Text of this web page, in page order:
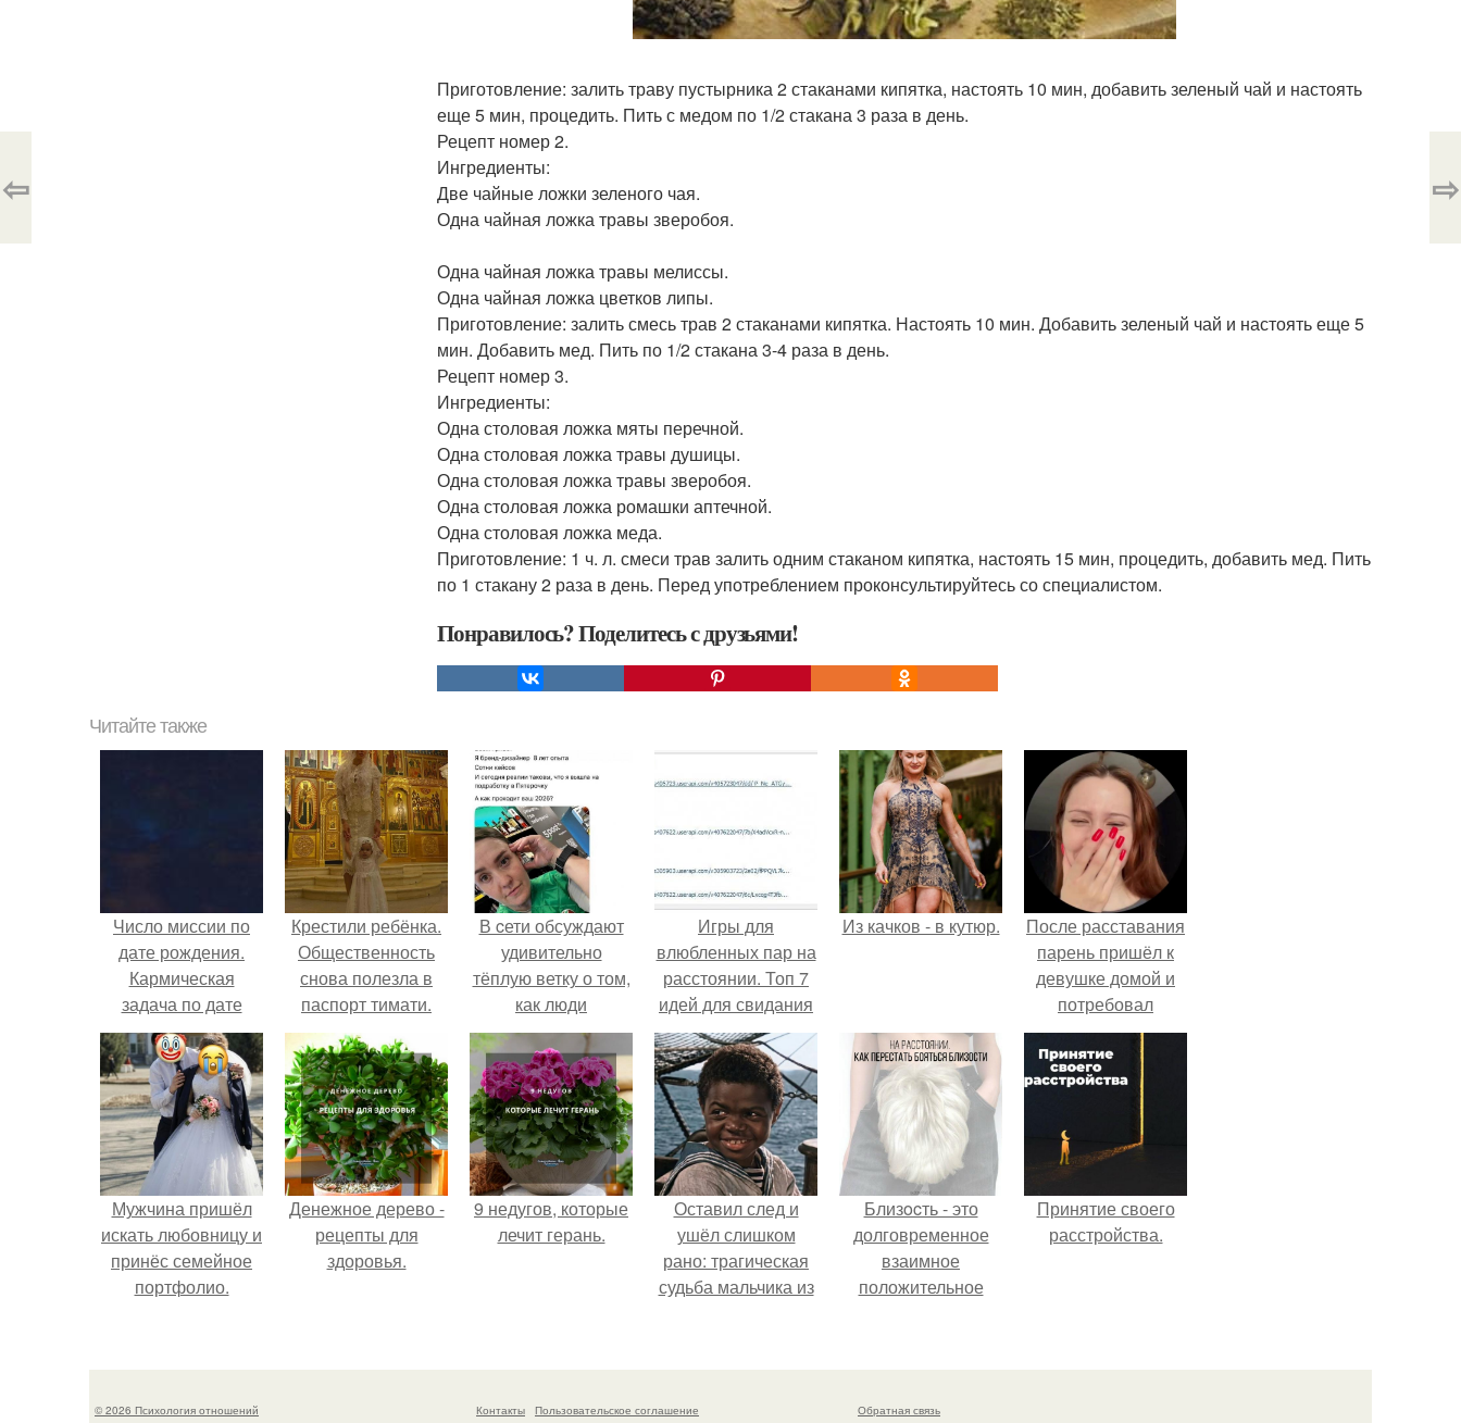
Приготовление: залить траву пустырника 2 стаканами кипятка, настоять 10 мин, добавить зеленый чай и настоять
еще 5 мин, процедить. Пить с медом по 1/2 стакана 3 раза в день.
Рецепт номер 2.
Ингредиенты:
Две чайные ложки зеленого чая.
Одна чайная ложка травы зверобоя.
Одна чайная ложка травы мелиссы.
Одна чайная ложка цветков липы.
Приготовление: залить смесь трав 2 стаканами кипятка. Настоять 10 мин. Добавить зеленый чай и настоять еще 5
мин. Добавить мед. Пить по 1/2 стакана 3-4 раза в день.
Рецепт номер 3.
Ингредиенты:
Одна столовая ложка мяты перечной.
Одна столовая ложка травы душицы.
Одна столовая ложка травы зверобоя.
Одна столовая ложка ромашки аптечной.
Одна столовая ложка меда.
Приготовление: 1 ч. л. смеси трав залить одним стаканом кипятка, настоять 15 мин, процедить, добавить мед. Пить
по 1 стакану 2 раза в день. Перед употреблением проконсультируйтесь со специалистом.
Понравилось? Поделитесь с друзьями!
⇦ ⇨
Читайте также
Число миссии по
дате рождения.
Кармическая
задача по дате
рождения
Крестили ребёнка.
Общественность
снова полезла в
паспорт тимати.
В cети обсуждают
удивительно
тёплую ветку о том,
как люди
адаптируются к
новым реалиям.
Игры для
влюбленных пар на
расстоянии. Топ 7
идей для свидания
на расстоянии
Из качков - в кутюр.
После расставания
парень пришёл к
девушке домой и
потребовал
вернуть всё, что
когда-либо ей
дарил.
Мужчина пришёл
искать любовницу и
принёс семейное
портфолио.
Денежное дерево -
рецепты для
здоровья.
9 недугов, которые
лечит герань.
Оставил след и
ушёл слишком
рано: трагическая
судьба мальчика из
Близocть - это
долговременное
взаимное
положительное
взаимодействие.
Принятие своего
расстройства.
© 2026 Психология отношений Контакты Пользовательское соглашение Обратная связь